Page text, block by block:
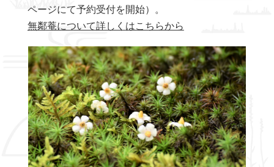
ページにて予約受付を開始）。
無鄰菴について詳しくはこちらから